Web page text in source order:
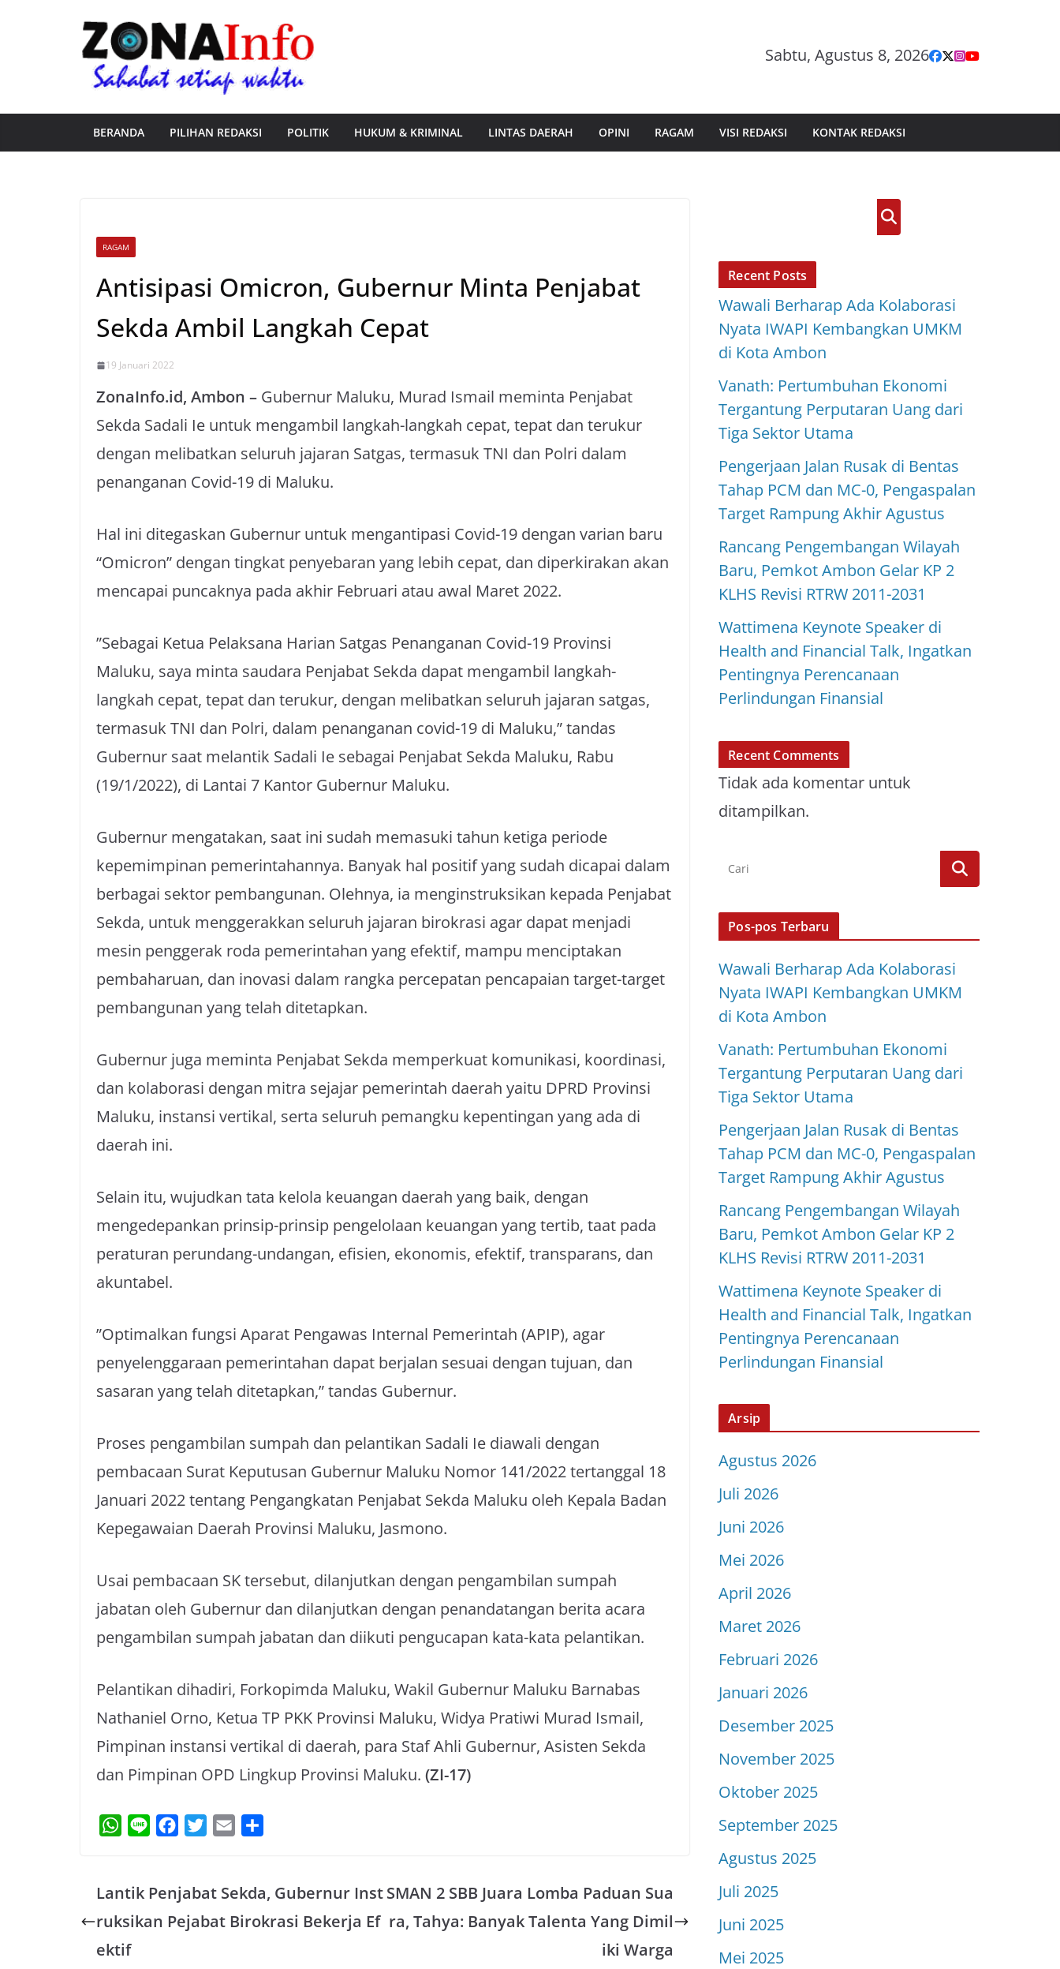
Sabtu, Agustus 8, 2026
BERANDA PILIHAN REDAKSI POLITIK HUKUM & KRIMINAL LINTAS DAERAH OPINI RAGAM VISI REDAKSI KONTAK REDAKSI
RAGAM
Antisipasi Omicron, Gubernur Minta Penjabat
Sekda Ambil Langkah Cepat
19 Januari 2022
ZonaInfo.id, Ambon – Gubernur Maluku, Murad Ismail meminta Penjabat
Sekda Sadali Ie untuk mengambil langkah-langkah cepat, tepat dan terukur
dengan melibatkan seluruh jajaran Satgas, termasuk TNI dan Polri dalam
penanganan Covid-19 di Maluku.
Hal ini ditegaskan Gubernur untuk mengantipasi Covid-19 dengan varian baru
“Omicron” dengan tingkat penyebaran yang lebih cepat, dan diperkirakan akan
mencapai puncaknya pada akhir Februari atau awal Maret 2022.
”Sebagai Ketua Pelaksana Harian Satgas Penanganan Covid-19 Provinsi
Maluku, saya minta saudara Penjabat Sekda dapat mengambil langkah-
langkah cepat, tepat dan terukur, dengan melibatkan seluruh jajaran satgas,
termasuk TNI dan Polri, dalam penanganan covid-19 di Maluku,” tandas
Gubernur saat melantik Sadali Ie sebagai Penjabat Sekda Maluku, Rabu
(19/1/2022), di Lantai 7 Kantor Gubernur Maluku.
Gubernur mengatakan, saat ini sudah memasuki tahun ketiga periode
kepemimpinan pemerintahannya. Banyak hal positif yang sudah dicapai dalam
berbagai sektor pembangunan. Olehnya, ia menginstruksikan kepada Penjabat
Sekda, untuk menggerakkan seluruh jajaran birokrasi agar dapat menjadi
mesin penggerak roda pemerintahan yang efektif, mampu menciptakan
pembaharuan, dan inovasi dalam rangka percepatan pencapaian target-target
pembangunan yang telah ditetapkan.
Gubernur juga meminta Penjabat Sekda memperkuat komunikasi, koordinasi,
dan kolaborasi dengan mitra sejajar pemerintah daerah yaitu DPRD Provinsi
Maluku, instansi vertikal, serta seluruh pemangku kepentingan yang ada di
daerah ini.
Selain itu, wujudkan tata kelola keuangan daerah yang baik, dengan
mengedepankan prinsip-prinsip pengelolaan keuangan yang tertib, taat pada
peraturan perundang-undangan, efisien, ekonomis, efektif, transparans, dan
akuntabel.
”Optimalkan fungsi Aparat Pengawas Internal Pemerintah (APIP), agar
penyelenggaraan pemerintahan dapat berjalan sesuai dengan tujuan, dan
sasaran yang telah ditetapkan,” tandas Gubernur.
Proses pengambilan sumpah dan pelantikan Sadali Ie diawali dengan
pembacaan Surat Keputusan Gubernur Maluku Nomor 141/2022 tertanggal 18
Januari 2022 tentang Pengangkatan Penjabat Sekda Maluku oleh Kepala Badan
Kepegawaian Daerah Provinsi Maluku, Jasmono.
Usai pembacaan SK tersebut, dilanjutkan dengan pengambilan sumpah
jabatan oleh Gubernur dan dilanjutkan dengan penandatangan berita acara
pengambilan sumpah jabatan dan diikuti pengucapan kata-kata pelantikan.
Pelantikan dihadiri, Forkopimda Maluku, Wakil Gubernur Maluku Barnabas
Nathaniel Orno, Ketua TP PKK Provinsi Maluku, Widya Pratiwi Murad Ismail,
Pimpinan instansi vertikal di daerah, para Staf Ahli Gubernur, Asisten Sekda
dan Pimpinan OPD Lingkup Provinsi Maluku. (ZI-17)
W
t
p
e
e
o
t
i
l
r
e
Lantik Penjabat Sekda, Gubernur Inst
ruksikan Pejabat Birokrasi Bekerja Ef
ektif
SMAN 2 SBB Juara Lomba Paduan Sua
ra, Tahya: Banyak Talenta Yang Dimil
iki Warga
Cari
Recent Posts
Wawali Berharap Ada Kolaborasi
Nyata IWAPI Kembangkan UMKM
di Kota Ambon
Vanath: Pertumbuhan Ekonomi
Tergantung Perputaran Uang dari
Tiga Sektor Utama
Pengerjaan Jalan Rusak di Bentas
Tahap PCM dan MC-0, Pengaspalan
Target Rampung Akhir Agustus
Rancang Pengembangan Wilayah
Baru, Pemkot Ambon Gelar KP 2
KLHS Revisi RTRW 2011-2031
Wattimena Keynote Speaker di
Health and Financial Talk, Ingatkan
Pentingnya Perencanaan
Perlindungan Finansial
Recent Comments
Tidak ada komentar untuk
ditampilkan.
Pos-pos Terbaru
Wawali Berharap Ada Kolaborasi
Nyata IWAPI Kembangkan UMKM
di Kota Ambon
Vanath: Pertumbuhan Ekonomi
Tergantung Perputaran Uang dari
Tiga Sektor Utama
Pengerjaan Jalan Rusak di Bentas
Tahap PCM dan MC-0, Pengaspalan
Target Rampung Akhir Agustus
Rancang Pengembangan Wilayah
Baru, Pemkot Ambon Gelar KP 2
KLHS Revisi RTRW 2011-2031
Wattimena Keynote Speaker di
Health and Financial Talk, Ingatkan
Pentingnya Perencanaan
Perlindungan Finansial
Arsip
Agustus 2026
Juli 2026
Juni 2026
Mei 2026
April 2026
Maret 2026
Februari 2026
Januari 2026
Desember 2025
November 2025
Oktober 2025
September 2025
Agustus 2025
Juli 2025
Juni 2025
Mei 2025